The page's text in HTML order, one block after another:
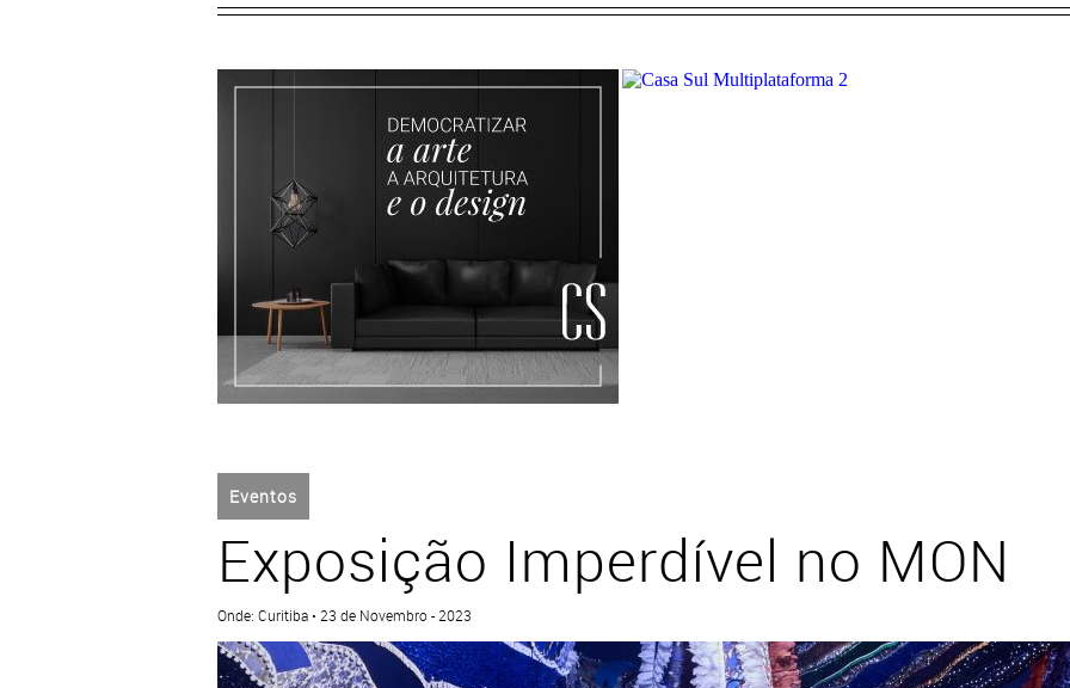
Eventos
Exposição Imperdível no MON
Onde: Curitiba • 23 de Novembro - 2023